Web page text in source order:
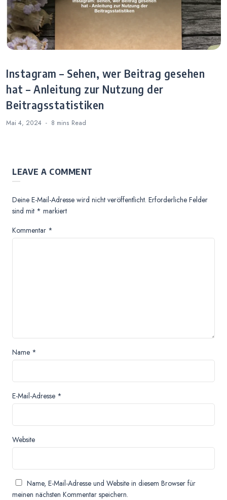
Instagram – Sehen, wer Beitrag gesehen
hat – Anleitung zur Nutzung der
Beitragsstatistiken
Mai 4, 2024 8 mins Read
LEAVE A COMMENT
Deine E-Mail-Adresse wird nicht veröffentlicht. Erforderliche Felder
sind mit * markiert
Kommentar *
Name *
E-Mail-Adresse *
Website
Name, E-Mail-Adresse und Website in diesem Browser für
meinen nächsten Kommentar speichern.